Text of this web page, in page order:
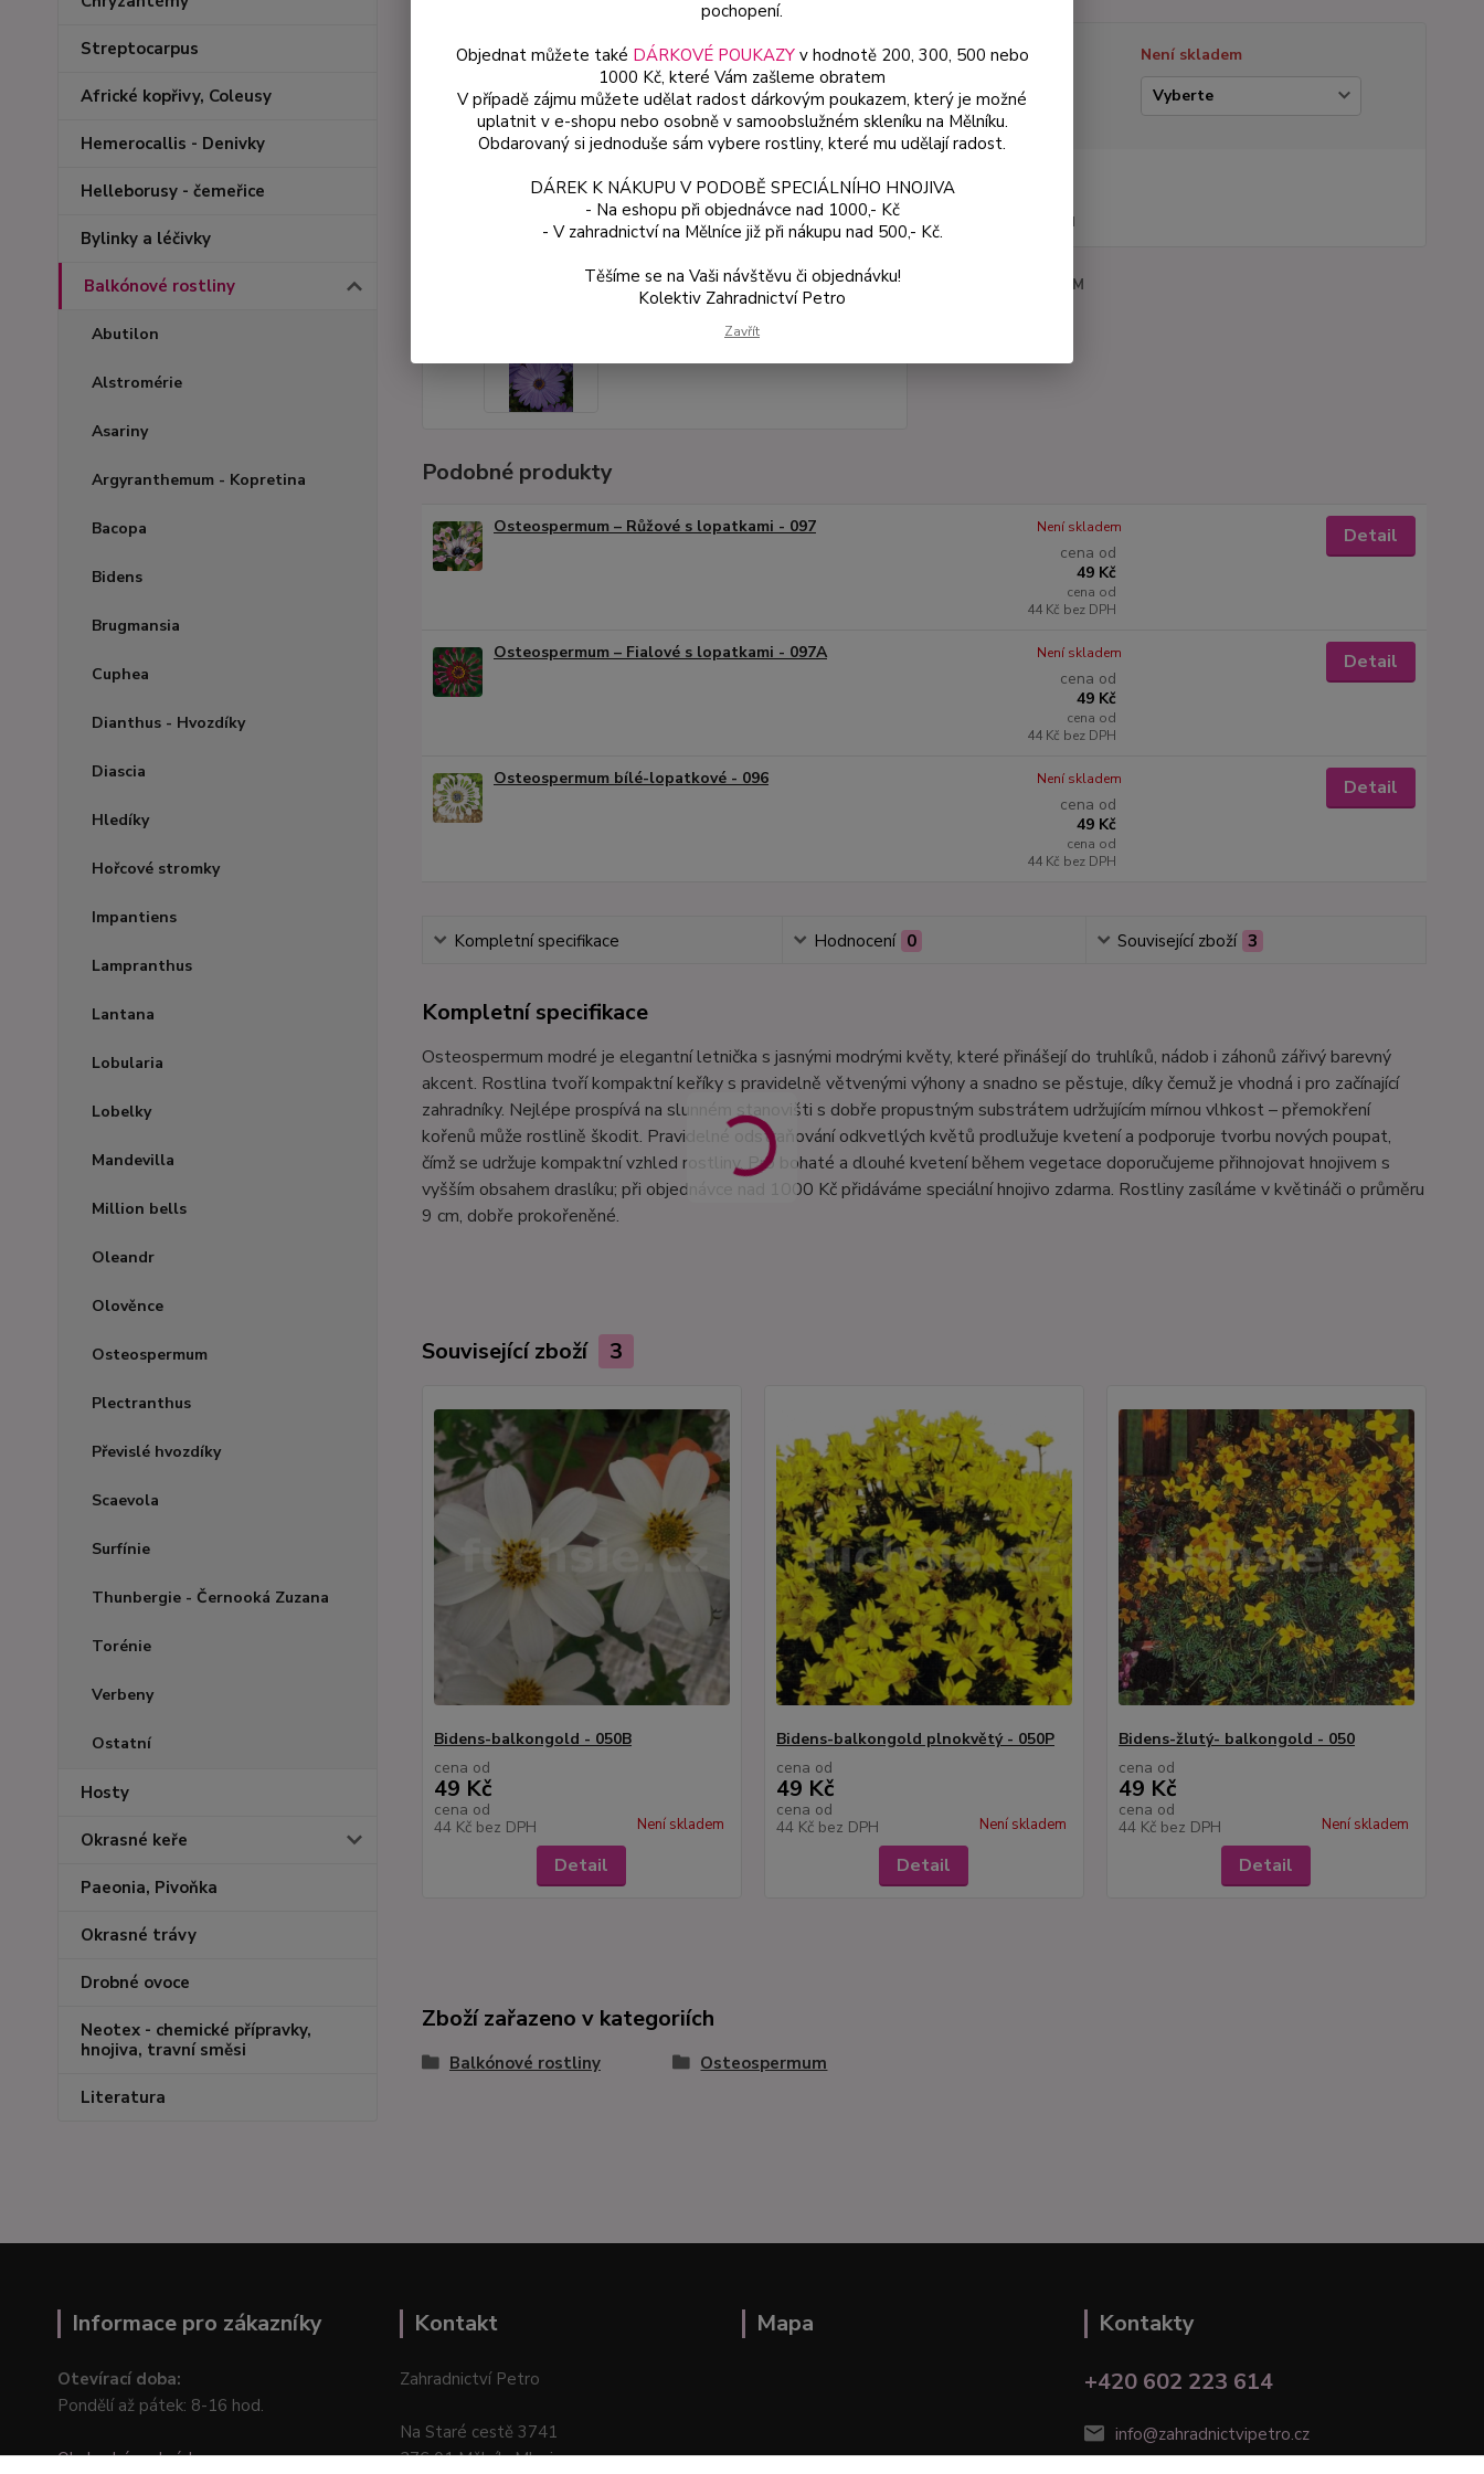
Streptocarpus
Africké kopřivy, Coleusy
Hemerocallis - Denivky
Helleborusy - čemeřice
Bylinky a léčivky
Balkónové rostliny
Abutilon
Alstromérie
Asariny
Argyranthemum - Kopretina
Bacopa
Bidens
Brugmansia
Cuphea
Dianthus - Hvozdíky
Diascia
Hledíky
Hořcové stromky
Impantiens
Lampranthus
Lantana
Lobularia
Lobelky
Mandevilla
Million bells
Oleandr
Olověnce
Osteospermum
Plectranthus
Převislé hvozdíky
Scaevola
Surfínie
Thunbergie - Černooká Zuzana
Torénie
Verbeny
Ostatní
Hosty
Okrasné keře
Paeonia, Pivoňka
Okrasné trávy
Drobné ovoce
Neotex - chemické přípravky,
hnojiva, travní směsi
Literatura
Dostupnost
Není skladem
Varianta
bez DPH
094M
Podobné produkty
Osteospermum – Růžové s lopatkami - 097
cena od
49 Kč
cena od
44 Kč bez DPH
Není skladem Detail
Osteospermum – Fialové s lopatkami - 097A
cena od
49 Kč
cena od
44 Kč bez DPH
Není skladem Detail
Osteospermum bílé-lopatkové - 096
cena od
49 Kč
cena od
44 Kč bez DPH
Není skladem Detail
Kompletní specifikace Hodnocení 0 Související zboží 3
Kompletní specifikace
Osteospermum modré je elegantní letnička s jasnými modrými květy, které přinášejí do truhlíků, nádob i záhonů zářivý barevný
akcent. Rostlina tvoří kompaktní keříky s pravidelně větvenými výhony a snadno se pěstuje, díky čemuž je vhodná i pro začínající
zahradníky. Nejlépe prospívá na slunném stanovišti s dobře propustným substrátem udržujícím mírnou vlhkost – přemokření
kořenů může rostlině škodit. Pravidelné odstraňování odkvetlých květů prodlužuje kvetení a podporuje tvorbu nových poupat,
čímž se udržuje kompaktní vzhled rostliny. Pro bohaté a dlouhé kvetení během vegetace doporučujeme přihnojovat hnojivem s
vyšším obsahem draslíku; při objednávce nad 1000 Kč přidáváme speciální hnojivo zdarma. Rostliny zasíláme v květináči o průměru
9 cm, dobře prokořeněné.
Související zboží 3
Bidens-balkongold - 050B
cena od
49 Kč
cena od
44 Kč bez DPH Není skladem
Detail
Bidens-balkongold plnokvětý - 050P
cena od
49 Kč
cena od
44 Kč bez DPH Není skladem
Detail
Bidens-žlutý- balkongold - 050
cena od
49 Kč
cena od
44 Kč bez DPH Není skladem
Detail
Zboží zařazeno v kategoriích
Balkónové rostliny Osteospermum
Informace pro zákazníky
Otevírací doba:
Pondělí až pátek: 8-16 hod.
Obchodní podmínky
Kontakt
Zahradnictví Petro
Na Staré cestě 3741
276 01 Mělník–Mlazice
Mapa
Kontakty
+420 602 223 614
info@zahradnictvipetro.cz
pochopení.
Objednat můžete také DÁRKOVÉ POUKAZYv hodnotě 200, 300, 500 nebo
1000 Kč, které Vám zašleme obratem
V případě zájmu můžete udělat radost dárkovým poukazem, který je možné
uplatnit v e-shopu nebo osobně v samoobslužném skleníku na Mělníku.
Obdarovaný si jednoduše sám vybere rostliny, které mu udělají radost.
DÁREK K NÁKUPU V PODOBĚ SPECIÁLNÍHO HNOJIVA
- Na eshopu při objednávce nad 1000,- Kč
- V zahradnictví na Mělníce již při nákupu nad 500,- Kč.
Těšíme se na Vaši návštěvu či objednávku!
Kolektiv Zahradnictví Petro
Zavřít